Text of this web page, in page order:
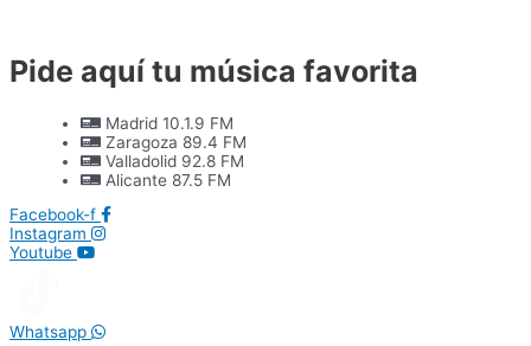
contenido
Pide aquí tu música favorita
Madrid 10.1.9 FM
Zaragoza 89.4 FM
Valladolid 92.8 FM
Alicante 87.5 FM
Facebook-f
Instagram
Youtube
Whatsapp